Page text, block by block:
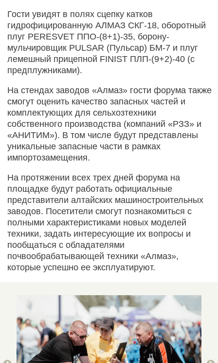
Гости увидят в полях сцепку катков
гидрофицированную АЛМАЗ СКГ-18, оборотный
плуг PERESVET ППО-(8+1)-35, борону-
мульчировщик PULSAR (Пульсар) БМ-7 и плуг
лемешный прицепной FINIST ПЛП-(9+2)-40 (с
предплужниками).
На стендах заводов «Алмаз» гости форума также
смогут оценить качество запасных частей и
комплектующих для сельхозтехники
собственного производства (компаний «РЗЗ» и
«АНИТИМ»). В том числе будут представлены
уникальные запасные части в рамках
импортозамещения.
На протяжении всех трех дней форума на
площадке будут работать официальные
представители алтайских машиностроительных
заводов. Посетители смогут познакомиться с
полными характеристиками новых моделей
техники, задать интересующие их вопросы и
пообщаться с обладателями
почвообрабатывающей техники «Алмаз»,
которые успешно ее эксплуатируют.